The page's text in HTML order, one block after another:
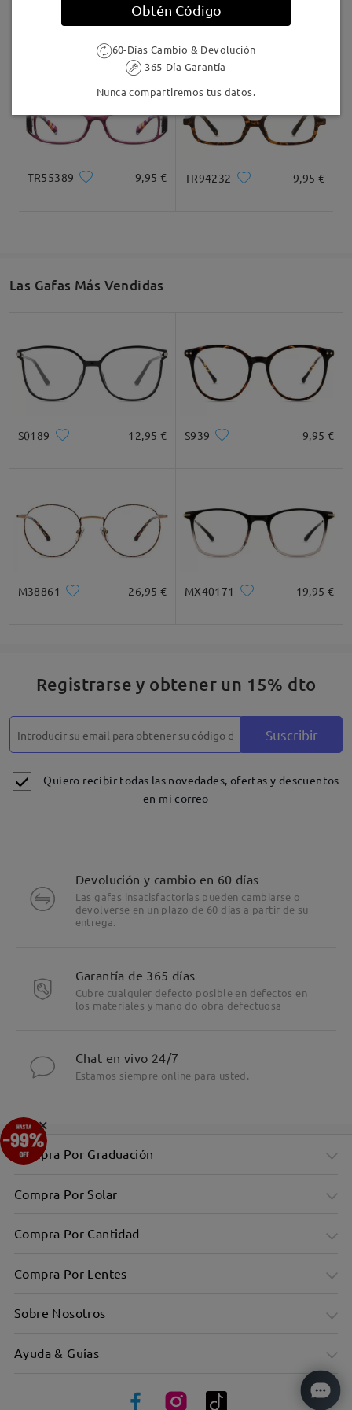
KXN1038 8,00 € AC49000
TR55389 9,95 € TR94232 9,95 €
Las Gafas Más Vendidas
S0189 12,95 € S939 9,95 €
M38861 26,95 € MX40171 19,95 €
Registrarse y obtener un 15% dto
Suscribir
Quiero recibir todas las novedades, ofertas y descuentos
en mi correo
Devolución y cambio en 60 días
Las gafas insatisfactorias pueden cambiarse o
devolverse en un plazo de 60 días a partir de su
entrega.
Garantía de 365 días
Cubre cualquier defecto posible en defectos en
los materiales y mano do obra defectuosa
Chat en vivo 24/7
Estamos siempre online para usted.
Compra Por Graduación
Compra Por Solar
Compra Por Cantidad
Compra Por Lentes
Sobre Nosotros
Ayuda & Guías
×
Obtén Código
60-Días Cambio & Devolución
365-Día Garantía
Nunca compartiremos tus datos.